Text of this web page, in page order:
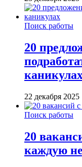
Поиск работы
20
22 декабря 2025
Поиск работы
20
каждую